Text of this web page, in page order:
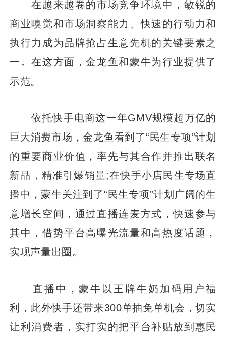
在越来越卷的市场竞争环境中，敏锐的
商业嗅觉和市场洞察能力、快速的行动力和
执行力成为品牌抢占生意先机的关键要素之
一。在这方面，金龙鱼和蒙牛为行业提供了
示范。
依托快手电商这一年GMV规模超万亿的
巨大消费市场，金龙鱼看到了“民生专项”计划
的重要商业价值，率先与其合作并推出联名
新品，精准引爆销量;在快手小店民生专场直
播中，蒙牛关注到了“民生专项”计划广阔的生
意增长空间，通过直播连麦方式，快速参与
其中，借势平台高曝光流量和高热度话题，
实现声量出圈。
直播中，蒙牛以王牌牛奶加码用户福
利，此外快手还带来300单抽免单机会，切实
让利消费者，实打实的把平台补贴放到惠民